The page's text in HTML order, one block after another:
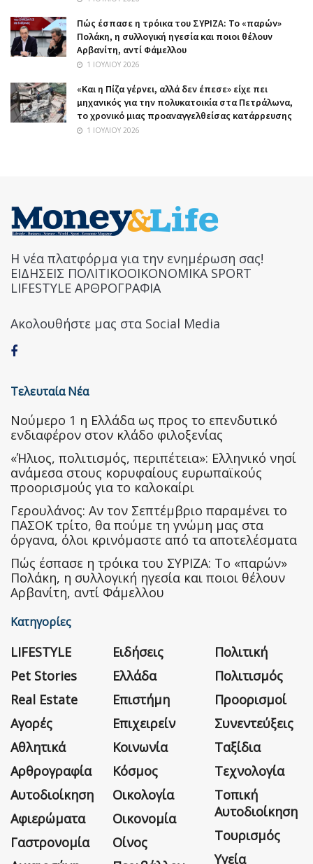
Πώς έσπασε η τρόικα του ΣΥΡΙΖΑ: Το «παρών»
Πολάκη, η συλλογική ηγεσία και ποιοι θέλουν
Αρβανίτη, αντί Φάμελλου
1 ΙΟΥΛΊΟΥ 2026
«Και η Πίζα γέρνει, αλλά δεν έπεσε» είχε πει
μηχανικός για την πολυκατοικία στα Πετράλωνα,
το χρονικό μιας προαναγγελθείσας κατάρρευσης
1 ΙΟΥΛΊΟΥ 2026
Η νέα πλατφόρμα για την ενημέρωση σας!
ΕΙΔΗΣΕΙΣ ΠΟΛΙΤΙΚΟΟΙΚΟΝΟΜΙΚΑ SPORT
LIFESTYLE ΑΡΘΡΟΓΡΑΦΙΑ
Ακολουθήστε μας στα Social Media
Τελευταία Νέα
Nούμερο 1 η Ελλάδα ως προς το επενδυτικό
ενδιαφέρον στον κλάδο φιλοξενίας
«Ήλιος, πολιτισμός, περιπέτεια»: Ελληνικό νησί
ανάμεσα στους κορυφαίους ευρωπαϊκούς
προορισμούς για το καλοκαίρι
Γερουλάνος: Αν τον Σεπτέμβριο παραμένει το
ΠΑΣΟΚ τρίτο, θα πούμε τη γνώμη μας στα
όργανα, όλοι κρινόμαστε από τα αποτελέσματα
Πώς έσπασε η τρόικα του ΣΥΡΙΖΑ: Το «παρών»
Πολάκη, η συλλογική ηγεσία και ποιοι θέλουν
Αρβανίτη, αντί Φάμελλου
Κατηγορίες
LIFESTYLE
Pet Stories
Real Estate
Αγορές
Αθλητικά
Αρθρογραφία
Αυτοδιοίκηση
Αφιερώματα
Γαστρονομία
Ειδήσεις
Ελλάδα
Επιστήμη
Επιχειρείν
Κοινωνία
Κόσμος
Οικολογία
Οικονομία
Οίνος
Πολιτική
Πολιτισμός
Προορισμοί
Συνεντεύξεις
Ταξίδια
Τεχνολογία
Τοπική
Αυτοδιοίκηση
Τουρισμός
Υγεία